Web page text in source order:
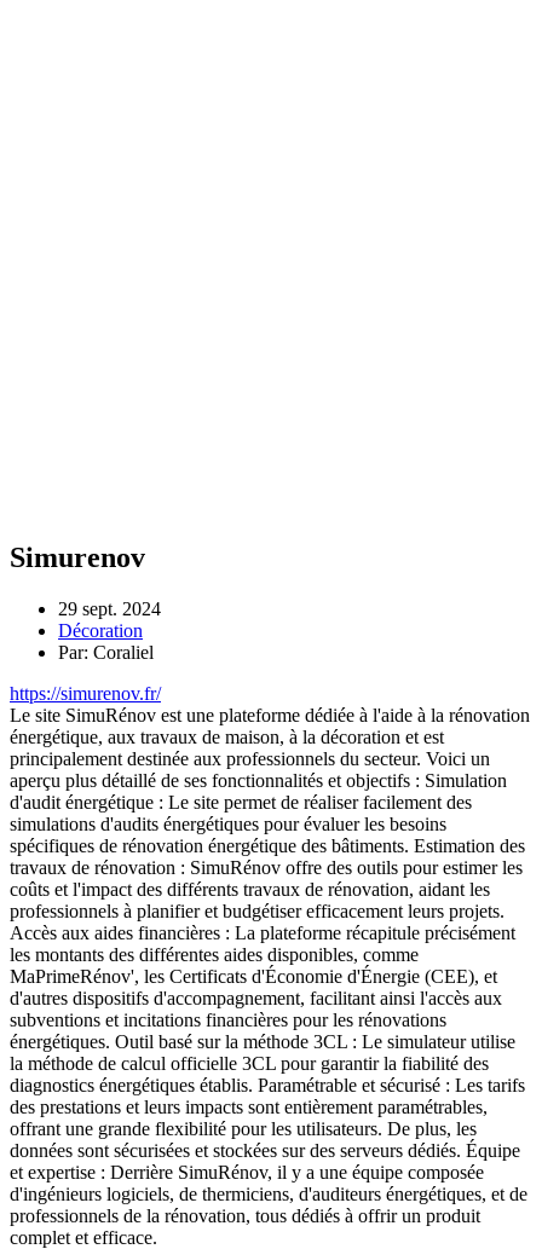
Simurenov
29 sept. 2024
Décoration
Par: Coraliel
https://simurenov.fr/
Le site SimuRénov est une plateforme dédiée à l'aide à la rénovation
énergétique, aux travaux de maison, à la décoration et est
principalement destinée aux professionnels du secteur. Voici un
aperçu plus détaillé de ses fonctionnalités et objectifs : Simulation
d'audit énergétique : Le site permet de réaliser facilement des
simulations d'audits énergétiques pour évaluer les besoins
spécifiques de rénovation énergétique des bâtiments. Estimation des
travaux de rénovation : SimuRénov offre des outils pour estimer les
coûts et l'impact des différents travaux de rénovation, aidant les
professionnels à planifier et budgétiser efficacement leurs projets.
Accès aux aides financières : La plateforme récapitule précisément
les montants des différentes aides disponibles, comme
MaPrimeRénov', les Certificats d'Économie d'Énergie (CEE), et
d'autres dispositifs d'accompagnement, facilitant ainsi l'accès aux
subventions et incitations financières pour les rénovations
énergétiques. Outil basé sur la méthode 3CL : Le simulateur utilise
la méthode de calcul officielle 3CL pour garantir la fiabilité des
diagnostics énergétiques établis. Paramétrable et sécurisé : Les tarifs
des prestations et leurs impacts sont entièrement paramétrables,
offrant une grande flexibilité pour les utilisateurs. De plus, les
données sont sécurisées et stockées sur des serveurs dédiés. Équipe
et expertise : Derrière SimuRénov, il y a une équipe composée
d'ingénieurs logiciels, de thermiciens, d'auditeurs énergétiques, et de
professionnels de la rénovation, tous dédiés à offrir un produit
complet et efficace.